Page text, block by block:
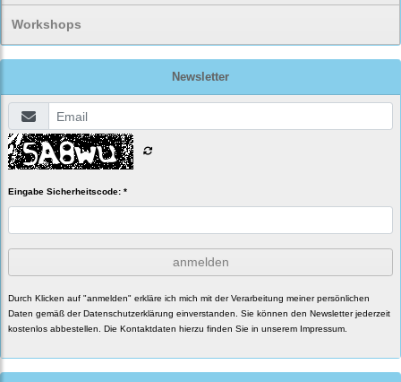
Workshops
Newsletter
Eingabe Sicherheitscode: *
anmelden
Durch Klicken auf "anmelden" erkläre ich mich mit der Verarbeitung meiner persönlichen
Daten gemäß der Datenschutzerklärung einverstanden. Sie können den Newsletter jederzeit
kostenlos abbestellen. Die Kontaktdaten hierzu finden Sie in unserem Impressum.